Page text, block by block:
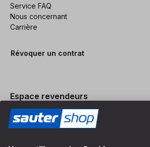
Service FAQ
Nous concernant
Carrière
Révoquer un contrat
Espace revendeurs
Devenir revendeur